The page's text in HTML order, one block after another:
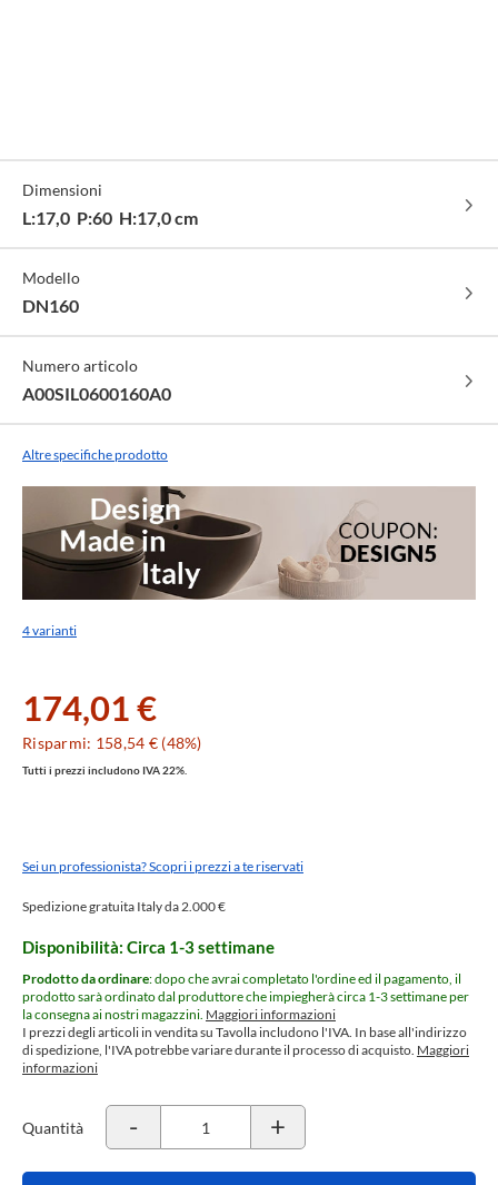
Specifiche
Tecniche
Dimensioni
L:17,0 P:60 H:17,0 cm
Modello
DN160
Numero articolo
A00SIL0600160A0
Altre specifiche prodotto
4 varianti
174,01 €
Risparmi: 158,54 € (48%)
Tutti i prezzi includono IVA 22%.
Sei un professionista? Scopri i prezzi a te riservati
Spedizione gratuita Italy da 2.000 €
Disponibilità: Circa 1-3 settimane
Prodotto da ordinare: dopo che avrai completato l'ordine ed il pagamento, il
prodotto sarà ordinato dal produttore che impiegherà circa 1-3 settimane per
la consegna ai nostri magazzini. Maggiori informazioni
I prezzi degli articoli in vendita su Tavolla includono l'IVA. In base all'indirizzo
di spedizione, l'IVA potrebbe variare durante il processo di acquisto. Maggiori
informazioni
Quantità - +